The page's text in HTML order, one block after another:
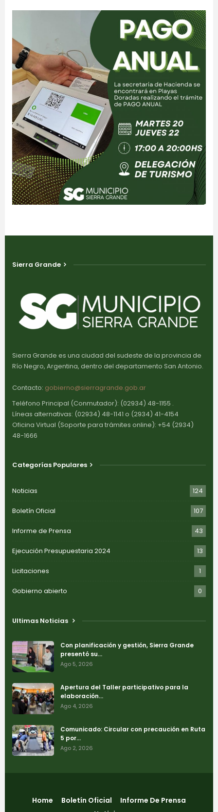
Sierra Grande
Sierra Grande es una ciudad del sudeste de la provincia de
Río Negro, Argentina, dentro del departamento San Antonio.
Contacto: gobierno@sierragrande.gob.ar
Teléfono Principal (Conmutador): (02934) 48-1155 .
Líneas alternativas: (02934) 48-1141 o (2934) 41-4154
Oficina Virtual (Soporte para trámites online): +54 (2934)
48-1666
Categorías Populares
Noticias 124
Boletín Oficial 107
Informe de Prensa 43
Ejecución Presupuestaria 2024 13
Licitaciones 1
Gobierno abierto 0
Ultimas Noticias
Con planificación y gestión, Sierra Grande
presentó su…
Ago 5, 2026
Apertura del Taller participativo para la
elaboración…
Ago 4, 2026
Comunicado: Circular con precaución en Ruta
5 por…
Ago 2, 2026
Home Boletín Oficial
Informe De Prensa